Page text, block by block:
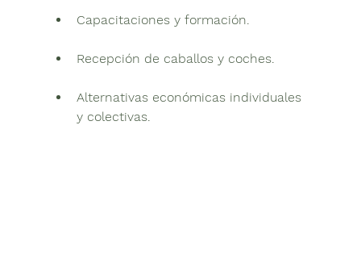
Capacitaciones y formación.
Recepción de caballos y coches.
Alternativas económicas individuales
y colectivas.